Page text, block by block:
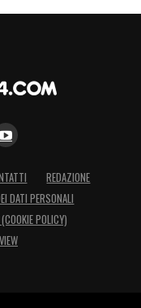
REDAZIONE
DATI PERSONALI
POLICY)